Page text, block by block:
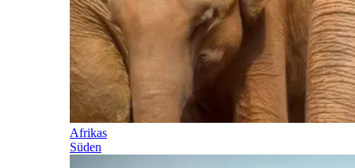
Afrikas
Süden